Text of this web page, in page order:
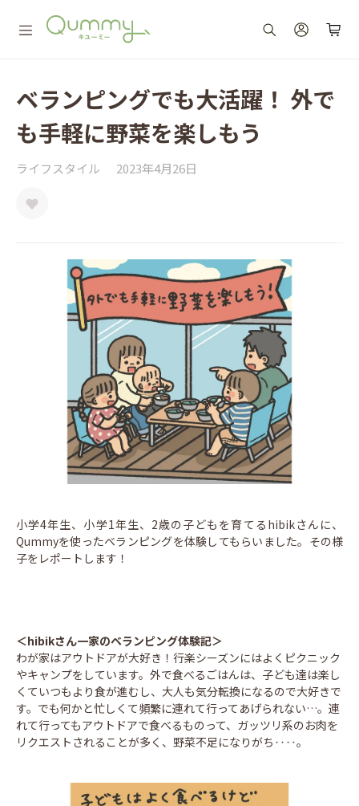
ベランピングでも大活躍！ 外で
も手軽に野菜を楽しもう
ライフスタイル 2023年4月26日
小学4年生、小学1年生、2歳の子どもを育てるhibikさんに、
Qummyを使ったベランピングを体験してもらいました。その様
子をレポートします！
＜hibikさん一家のベランピング体験記＞
わが家はアウトドアが大好き！行楽シーズンにはよくピクニック
やキャンプをしています。外で食べるごはんは、子ども達は楽し
くていつもより食が進むし、大人も気分転換になるので大好きで
す。でも何かと忙しくて頻繁に連れて行ってあげられない…。連
れて行ってもアウトドアで食べるものって、ガッツリ系のお肉を
リクエストされることが多く、野菜不足になりがち‥‥。